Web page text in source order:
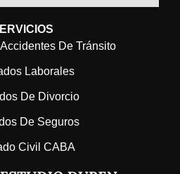
De Tránsito
Laborales
De Divorcio
De Seguros
Civil CABA